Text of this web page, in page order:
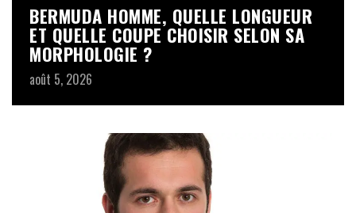
BERMUDA HOMME, QUELLE LONGUEUR
ET QUELLE COUPE CHOISIR SELON SA
MORPHOLOGIE ?
août 5, 2026